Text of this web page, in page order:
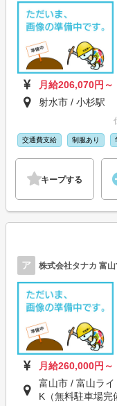
月給206,070円～
射水市 / 小杉駅
交通費支給 制服あり
キープする
ア 株式会社タナカ 富
月給260,000円～
富山市 / 富山ラ
K（無料駐車場完